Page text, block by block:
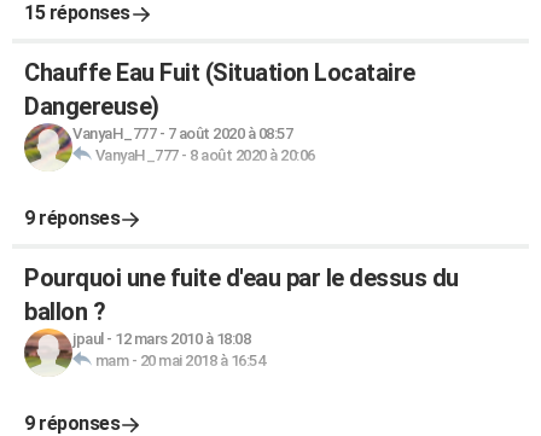
15 réponses
Chauffe Eau Fuit (Situation Locataire
Dangereuse)
VanyaH_777- 7 août 2020 à 08:57
VanyaH_777- 8 août 2020 à 20:06
9 réponses
Pourquoi une fuite d'eau par le dessus du
ballon ?
jpaul - 12 mars 2010 à 18:08
mam- 20 mai 2018 à 16:54
9 réponses